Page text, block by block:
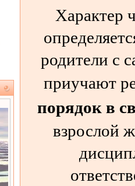
Характер
родители с
приучают
порядок в
взрослой